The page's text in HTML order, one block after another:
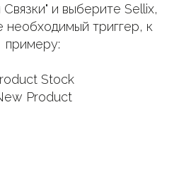
и выберите Sellix,
необходимый триггер, к
примеру:
Stock
Product